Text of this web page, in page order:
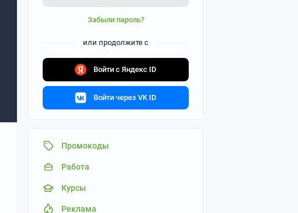
Забыли пароль?
или продолжите с
Войти с Яндекс ID
Войти через VK ID
Промокоды
Работа
Курсы
Реклама